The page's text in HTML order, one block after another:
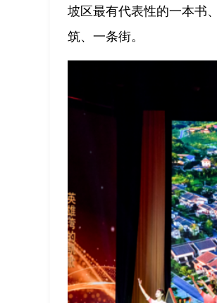
坡区最有代表性的一本书
筑、一条街。